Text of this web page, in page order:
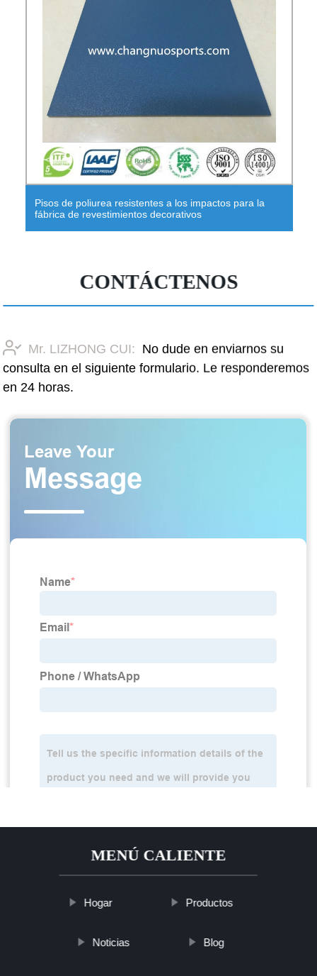
Pisos de poliurea resistentes a los impactos para la
fábrica de revestimientos decorativos
CONTÁCTENOS
Mr. LIZHONG CUI: No dude en enviarnos su
consulta en el siguiente formulario. Le responderemos
en 24 horas.
MENÚ CALIENTE
Hogar Productos
Noticias Blog